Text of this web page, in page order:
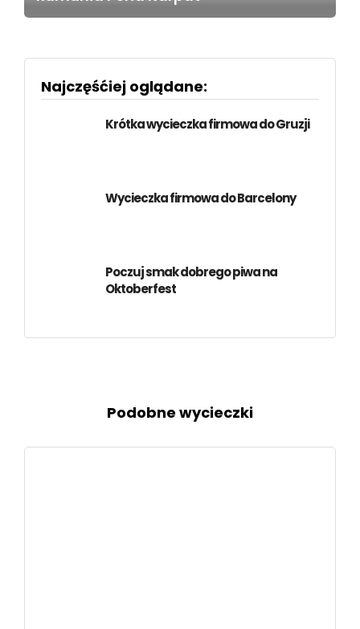
Najczęśćiej oglądane:
Krótka wycieczka firmowa do Gruzji
Wycieczka firmowa do Barcelony
Poczuj smak dobrego piwa na
Oktoberfest
Podobne wycieczki